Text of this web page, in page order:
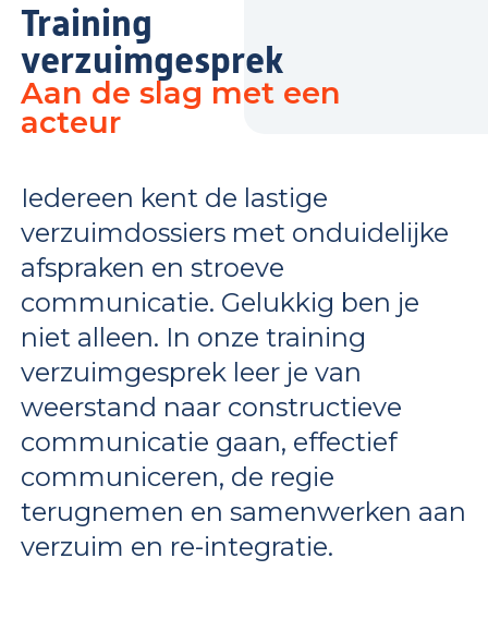
Training
verzuimgesprek
Aan de slag met een
acteur
Iedereen kent de lastige
verzuimdossiers met onduidelijke
afspraken en stroeve
communicatie. Gelukkig ben je
niet alleen. In onze training
verzuimgesprek leer je van
weerstand naar constructieve
communicatie gaan, effectief
communiceren, de regie
terugnemen en samenwerken aan
verzuim en re-integratie.